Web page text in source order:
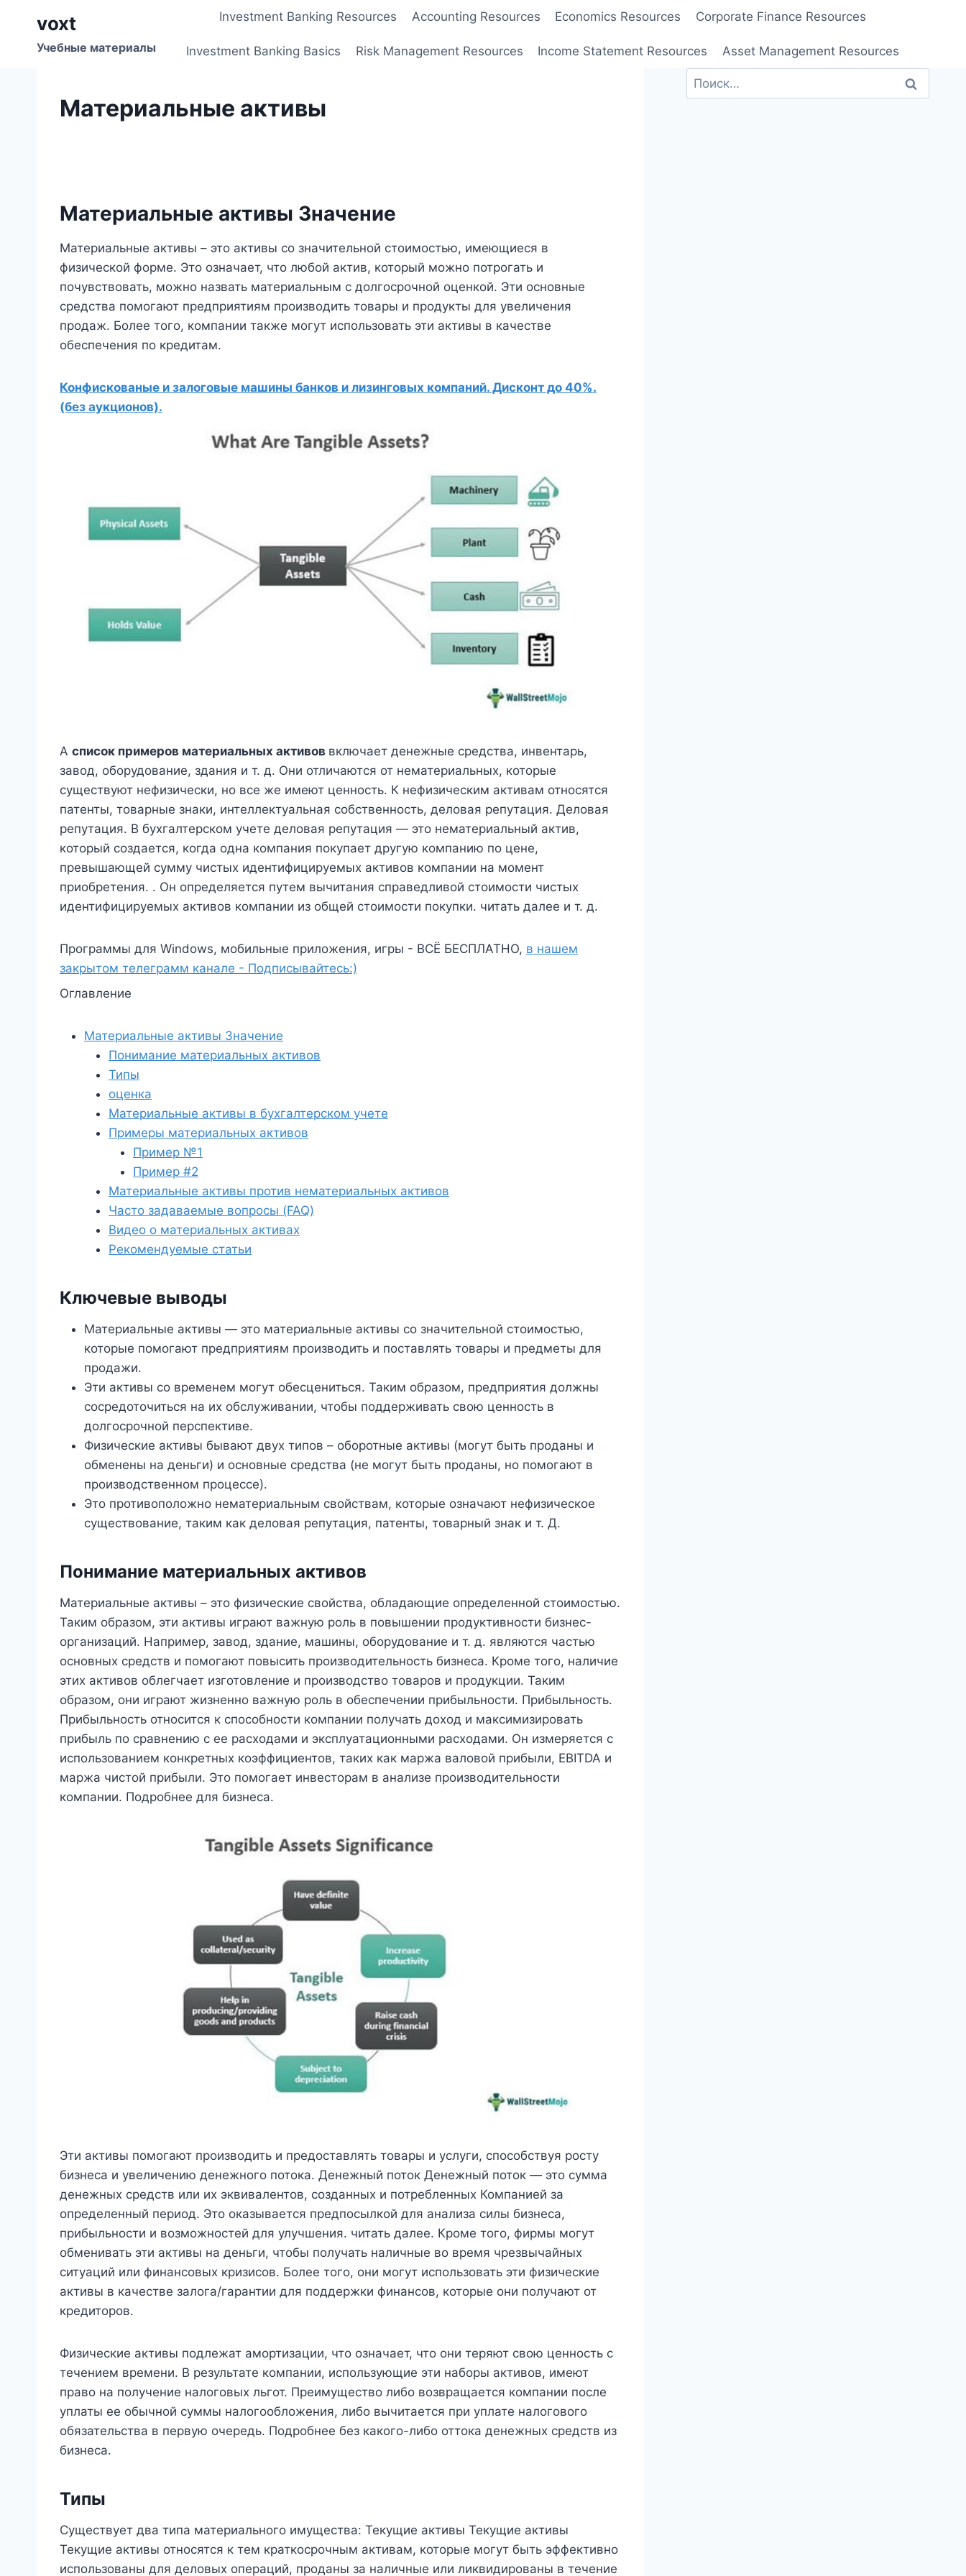
содержимому
voxt
Учебные материалы
Investment Banking Resources Accounting Resources Economics Resources Corporate Finance Resources
Investment Banking Basics Risk Management Resources Income Statement Resources Asset Management Resources
Материальные активы
Материальные активы Значение
Материальные активы – это активы со значительной стоимостью, имеющиеся в
физической форме. Это означает, что любой актив, который можно потрогать и
почувствовать, можно назвать материальным с долгосрочной оценкой. Эти основные
средства помогают предприятиям производить товары и продукты для увеличения
продаж. Более того, компании также могут использовать эти активы в качестве
обеспечения по кредитам.
Конфискованые и залоговые машины банков и лизинговых компаний. Дисконт до 40%.
(без аукционов).
А список примеров материальных активов включает денежные средства, инвентарь,
завод, оборудование, здания и т. д. Они отличаются от нематериальных, которые
существуют нефизически, но все же имеют ценность. К нефизическим активам относятся
патенты, товарные знаки, интеллектуальная собственность, деловая репутация. Деловая
репутация. В бухгалтерском учете деловая репутация — это нематериальный актив,
который создается, когда одна компания покупает другую компанию по цене,
превышающей сумму чистых идентифицируемых активов компании на момент
приобретения. . Он определяется путем вычитания справедливой стоимости чистых
идентифицируемых активов компании из общей стоимости покупки. читать далее и т. д.
Программы для Windows, мобильные приложения, игры - ВСЁ БЕСПЛАТНО, в нашем
закрытом телеграмм канале - Подписывайтесь:)
Оглавление
Материальные активы Значение
Понимание материальных активов
Типы
оценка
Материальные активы в бухгалтерском учете
Примеры материальных активов
Пример №1
Пример #2
Материальные активы против нематериальных активов
Часто задаваемые вопросы (FAQ)
Видео о материальных активах
Рекомендуемые статьи
Ключевые выводы
Материальные активы — это материальные активы со значительной стоимостью,
которые помогают предприятиям производить и поставлять товары и предметы для
продажи.
Эти активы со временем могут обесцениться. Таким образом, предприятия должны
сосредоточиться на их обслуживании, чтобы поддерживать свою ценность в
долгосрочной перспективе.
Физические активы бывают двух типов – оборотные активы (могут быть проданы и
обменены на деньги) и основные средства (не могут быть проданы, но помогают в
производственном процессе).
Это противоположно нематериальным свойствам, которые означают нефизическое
существование, таким как деловая репутация, патенты, товарный знак и т. Д.
Понимание материальных активов
Материальные активы – это физические свойства, обладающие определенной стоимостью.
Таким образом, эти активы играют важную роль в повышении продуктивности бизнес-
организаций. Например, завод, здание, машины, оборудование и т. д. являются частью
основных средств и помогают повысить производительность бизнеса. Кроме того, наличие
этих активов облегчает изготовление и производство товаров и продукции. Таким
образом, они играют жизненно важную роль в обеспечении прибыльности. Прибыльность.
Прибыльность относится к способности компании получать доход и максимизировать
прибыль по сравнению с ее расходами и эксплуатационными расходами. Он измеряется с
использованием конкретных коэффициентов, таких как маржа валовой прибыли, EBITDA и
маржа чистой прибыли. Это помогает инвесторам в анализе производительности
компании. Подробнее для бизнеса.
Эти активы помогают производить и предоставлять товары и услуги, способствуя росту
бизнеса и увеличению денежного потока. Денежный поток Денежный поток — это сумма
денежных средств или их эквивалентов, созданных и потребленных Компанией за
определенный период. Это оказывается предпосылкой для анализа силы бизнеса,
прибыльности и возможностей для улучшения. читать далее. Кроме того, фирмы могут
обменивать эти активы на деньги, чтобы получать наличные во время чрезвычайных
ситуаций или финансовых кризисов. Более того, они могут использовать эти физические
активы в качестве залога/гарантии для поддержки финансов, которые они получают от
кредиторов.
Физические активы подлежат амортизации, что означает, что они теряют свою ценность с
течением времени. В результате компании, использующие эти наборы активов, имеют
право на получение налоговых льгот. Преимущество либо возвращается компании после
уплаты ее обычной суммы налогообложения, либо вычитается при уплате налогового
обязательства в первую очередь. Подробнее без какого-либо оттока денежных средств из
бизнеса.
Типы
Существует два типа материального имущества: Текущие активы Текущие активы
Текущие активы относятся к тем краткосрочным активам, которые могут быть эффективно
использованы для деловых операций, проданы за наличные или ликвидированы в течение
Найти: